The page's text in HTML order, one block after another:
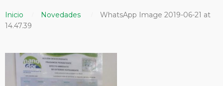
Inicio Novedades
WhatsApp Image 2019-06-21 at
14.47.39